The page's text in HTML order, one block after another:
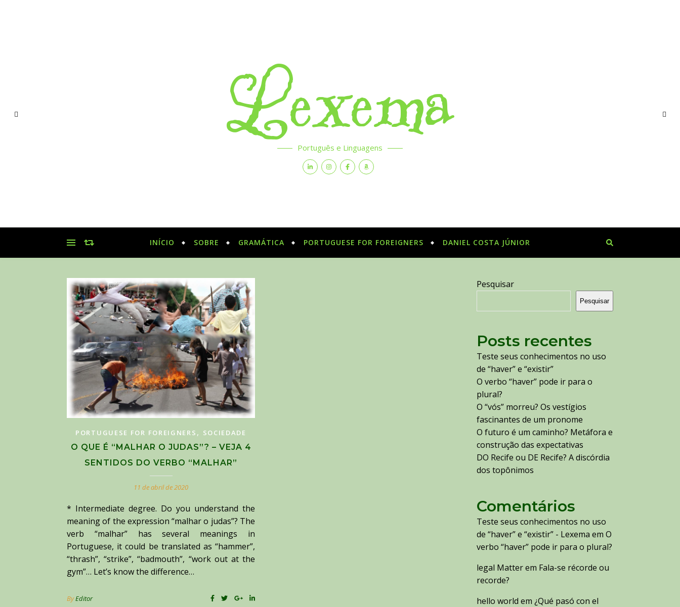
Lexema
Português e Linguagens
INÍCIO SOBRE GRAMÁTICA PORTUGUESE FOR FOREIGNERS DANIEL COSTA JÚNIOR
PORTUGUESE FOR FOREIGNERS , SOCIEDADE
O QUE É “MALHAR O JUDAS”? – VEJA 4
SENTIDOS DO VERBO “MALHAR”
11 de abril de 2020
* Intermediate degree. Do you understand the
meaning of the expression “malhar o judas”? The
verb “malhar” has several meanings in
Portuguese, it could be translated as “hammer”,
“thrash”, “strike”, “badmouth”, “work out at the
gym”… Let’s know the difference…
ByEditor
Pesquisar
Pesquisar
Posts recentes
Teste seus conhecimentos no uso
de “haver” e “existir”
O verbo “haver” pode ir para o
plural?
O “vós” morreu? Os vestígios
fascinantes de um pronome
O futuro é um caminho? Metáfora e
construção das expectativas
DO Recife ou DE Recife? A discórdia
dos topônimos
Comentários
Teste seus conhecimentos no uso
de “haver” e “existir” - Lexema em O
verbo “haver” pode ir para o plural?
legal Matterem Fala-se récorde ou
recorde?
hello world em ¿Qué pasó con el